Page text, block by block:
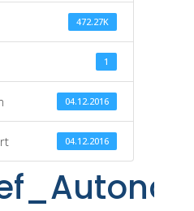
472.27K
1
04.12.2016
04.12.2016